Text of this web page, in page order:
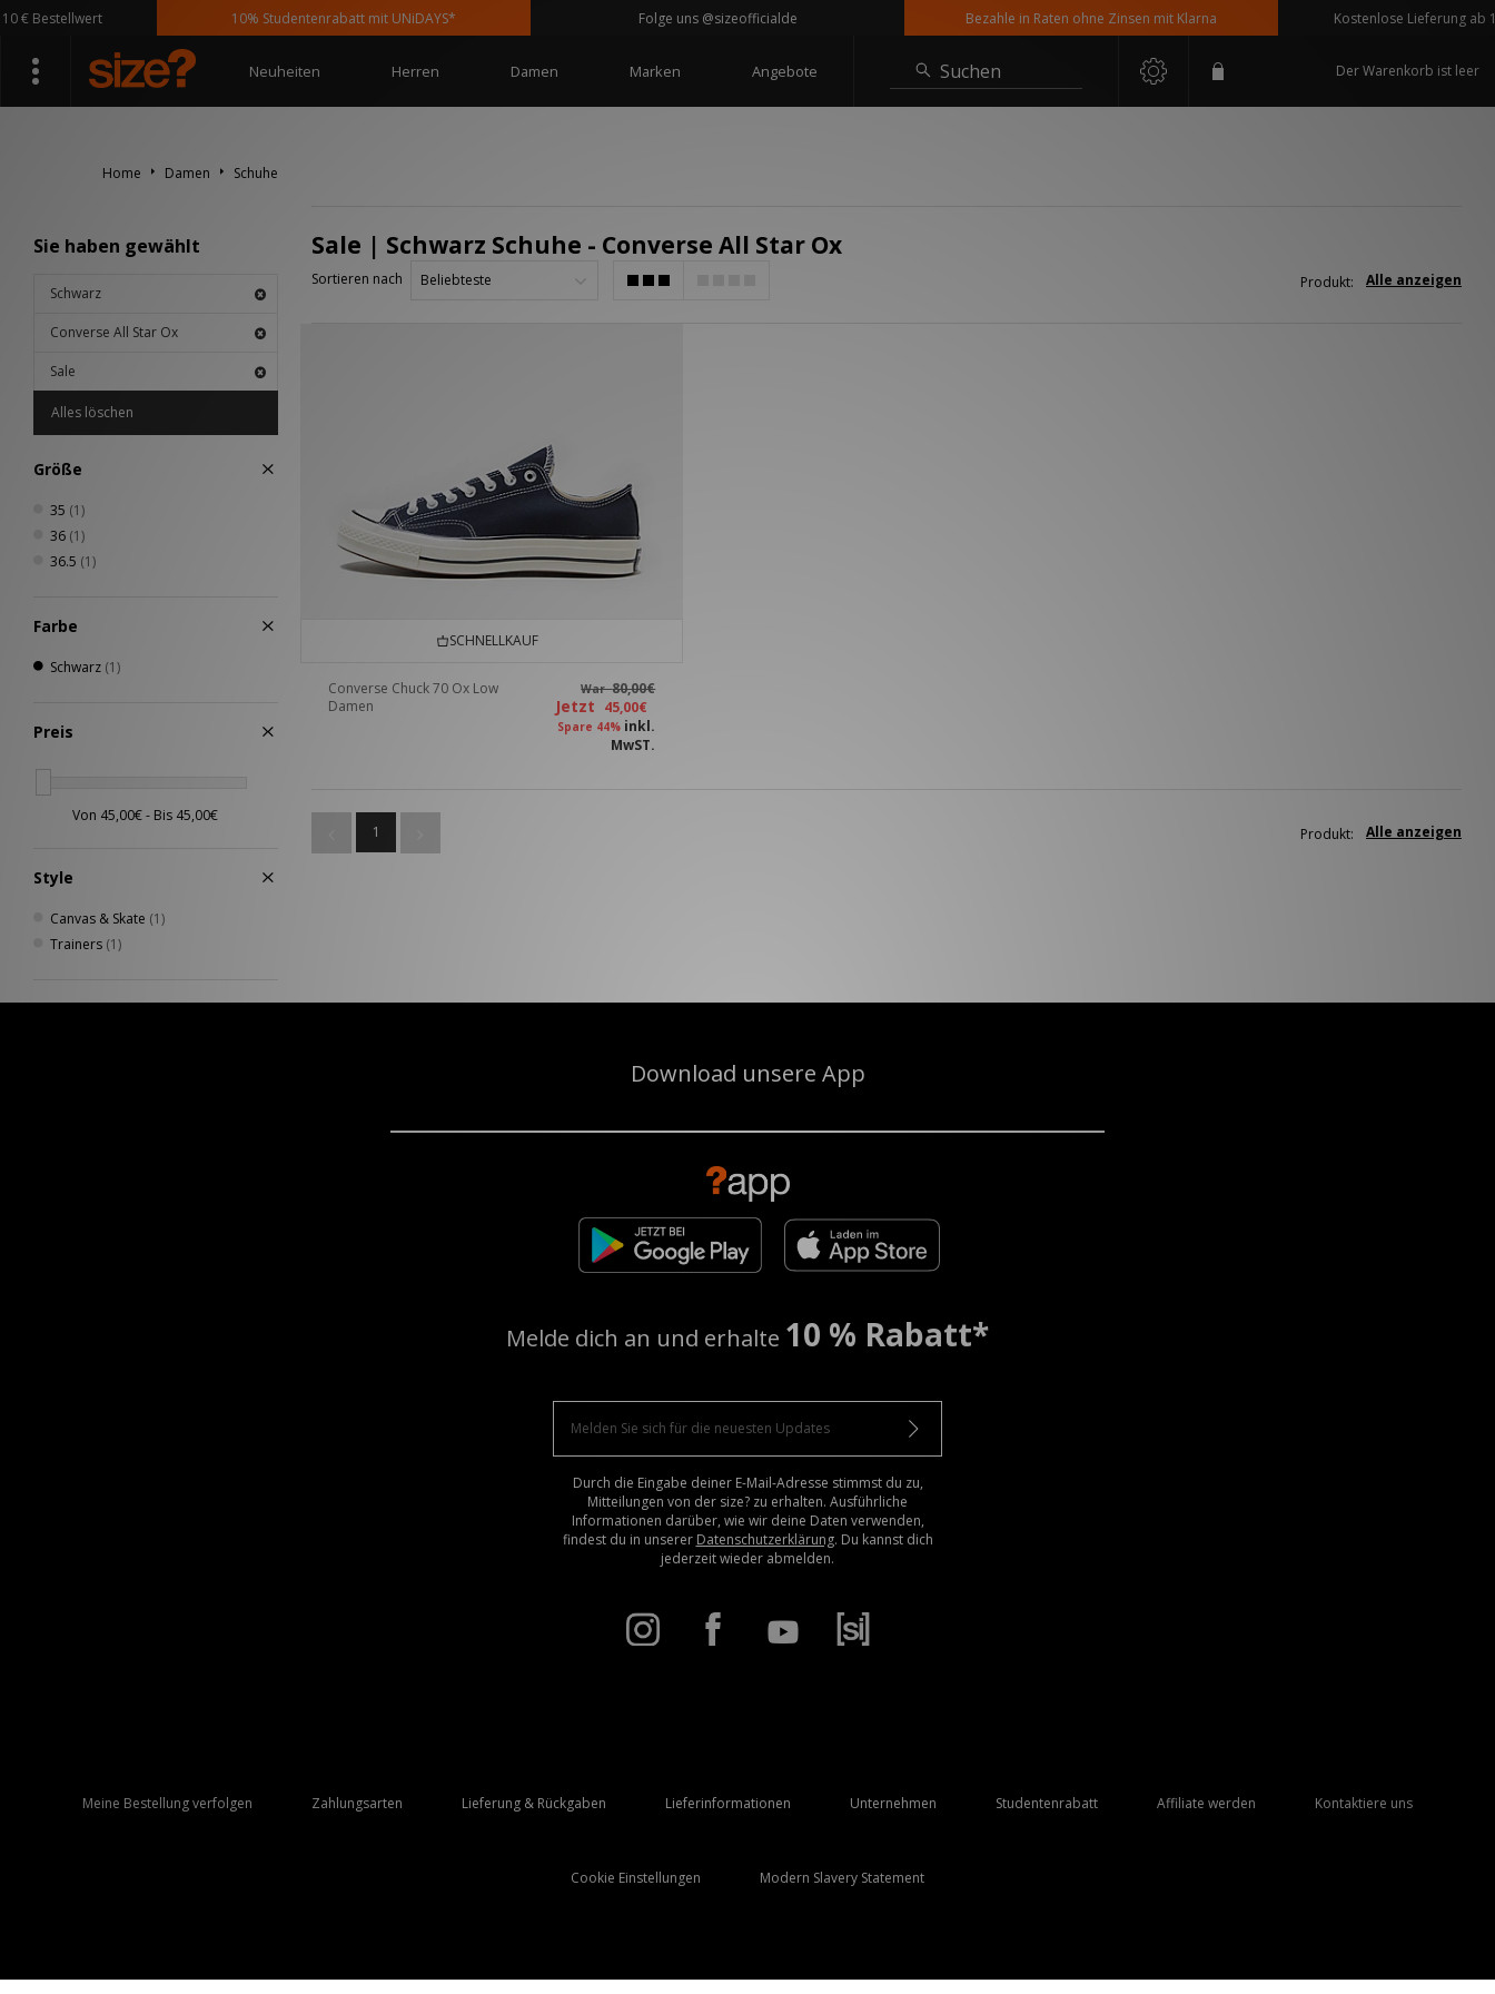
Bestellwert 10% Studentenrabatt mit UNiDAYS* Folge uns @sizeofficialde Bezahle in Raten ohne Zinsen mit Klarna Kostenlose Lieferung ab
Neuheiten Herren Damen Marken Angebote Suchen Der Warenkorb ist leer
Home Damen Schuhe
Sie haben gewählt
Schwarz
Converse All Star Ox
Sale
Alles löschen
Größe
35 (1)
36 (1)
36.5 (1)
Farbe
Schwarz (1)
Preis
Style
Canvas & Skate (1)
Trainers (1)
Sale | Schwarz Schuhe - Converse All Star Ox
Sortieren nach Alle anzeigen
Produkt:
SCHNELLKAUF
Converse Chuck 70 Ox Low
Damen
War80,00€
Jetzt 45,00€
Spare 44% inkl.
MwST.
1 Alle anzeigen
Produkt:
Download unsere App
Melde dich an und erhalte 10 % Rabatt*
Durch die Eingabe deiner E-Mail-Adresse stimmst du zu,
Mitteilungen von der size? zu erhalten. Ausführliche
Informationen darüber, wie wir deine Daten verwenden,
findest du in unserer Datenschutzerklärung. Du kannst dich
jederzeit wieder abmelden.
Meine Bestellung verfolgen Zahlungsarten Lieferung & Rückgaben Lieferinformationen Unternehmen Studentenrabatt Affiliate werden Kontaktiere uns
Cookie Einstellungen Modern Slavery Statement